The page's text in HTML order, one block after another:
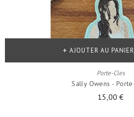
Porte-Cles
Sally Owens -
15,00 €
AJOUTER AU PANIER